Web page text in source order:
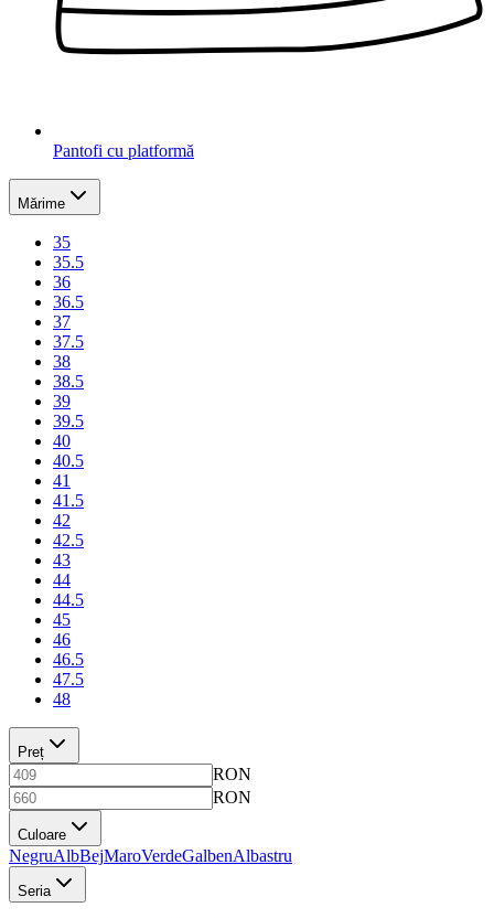
Pantofi cu platformă
Mărime
35
35.5
36
36.5
37
37.5
38
38.5
39
39.5
40
40.5
41
41.5
42
42.5
43
44
44.5
45
46
46.5
47.5
48
Preț
RON
RON
Culoare
NegruAlbBejMaroVerdeGalbenAlbastru
Seria